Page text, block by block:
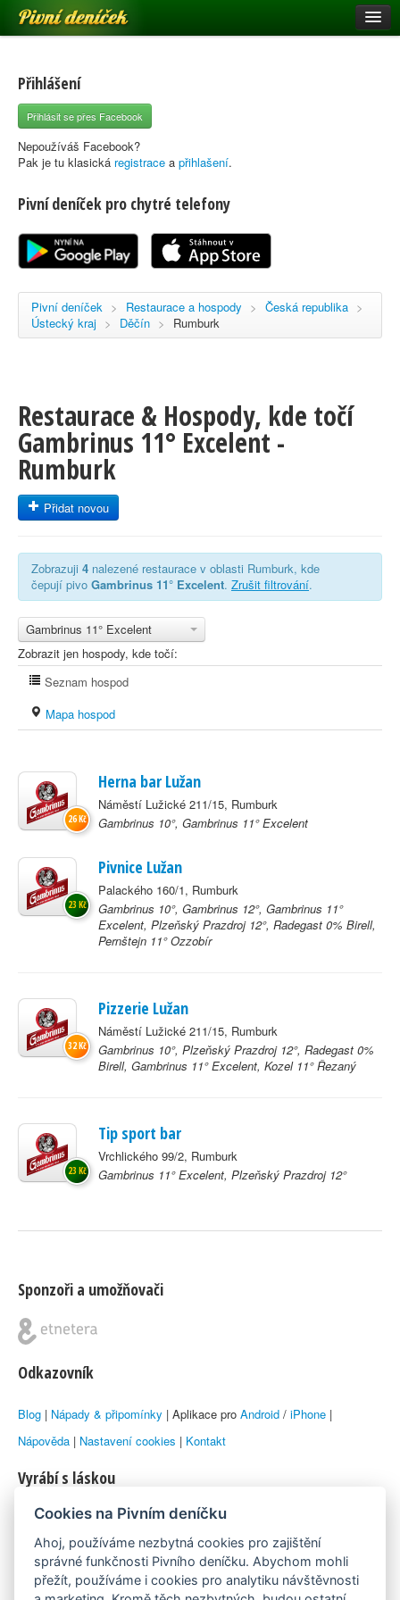
Pivní deníček
Pivní mapa
Pivní značky
Nápověda
Registrace
Přihlášení
Přihlásit se přes Facebook
Nepoužíváš Facebook?
Pak je tu klasická registrace a přihlašení.
Pivní deníček pro chytré telefony
Pivní deníček > Restaurace a hospody > Česká republika >
Ústecký kraj > Děčín > Rumburk
Restaurace & Hospody, kde točí
Gambrinus 11° Excelent -
Rumburk
Přidat novou
Zobrazuji 4 nalezené restaurace v oblasti Rumburk, kde
čepují pivo Gambrinus 11° Excelent. Zrušit filtrování.
Gambrinus 11° Excelent
Zobrazit jen hospody, kde točí:
Seznam hospod
Mapa hospod
Herna bar Lužan
Náměstí Lužické 211/15, Rumburk
Gambrinus 10°, Gambrinus 11° Excelent
26 Kč
Pivnice Lužan
Palackého 160/1, Rumburk
Gambrinus 10°, Gambrinus 12°, Gambrinus 11°
Excelent, Plzeňský Prazdroj 12°, Radegast 0% Birell,
Pernštejn 11° Ozzobír
23 Kč
Pizzerie Lužan
Náměstí Lužické 211/15, Rumburk
Gambrinus 10°, Plzeňský Prazdroj 12°, Radegast 0%
Birell, Gambrinus 11° Excelent, Kozel 11° Řezaný
32 Kč
Tip sport bar
Vrchlického 99/2, Rumburk
Gambrinus 11° Excelent, Plzeňský Prazdroj 12°
23 Kč
Sponzoři a umožňovači
Odkazovník
Blog | Nápady & připomínky | Aplikace pro Android / iPhone |
Nápověda | Nastavení cookies | Kontakt
Vyrábí s láskou
© 2010–2026 byLukáš Zemanaka Emka
Máme rádi
Cookies na Pivním deníčku
Ahoj, používáme nezbytná cookies pro zajištění
správné funkčnosti Pivního deníčku. Abychom mohli
přežít, používáme i cookies pro analytiku návštěvnosti